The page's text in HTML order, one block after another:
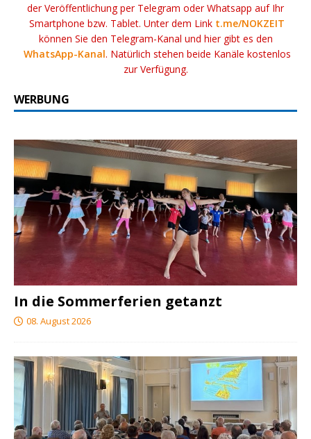
der Veröffentlichung per Telegram oder Whatsapp auf Ihr
Smartphone bzw. Tablet. Unter dem Link t.me/NOKZEIT
können Sie den Telegram-Kanal und hier gibt es den
WhatsApp-Kanal. Natürlich stehen beide Kanäle kostenlos
zur Verfügung.
WERBUNG
In die Sommerferien getanzt
08. August 2026